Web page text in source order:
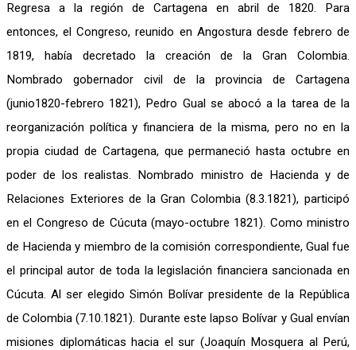
Regresa a la región de Cartagena en abril de 1820. Para
entonces, el Congreso, reunido en Angostura desde febrero de
1819, había decretado la creación de la Gran Colombia.
Nombrado gobernador civil de la provincia de Cartagena
(junio1820-febrero 1821), Pedro Gual se abocó a la tarea de la
reorganización política y financiera de la misma, pero no en la
propia ciudad de Cartagena, que permaneció hasta octubre en
poder de los realistas. Nombrado ministro de Hacienda y de
Relaciones Exteriores de la Gran Colombia (8.3.1821), participó
en el Congreso de Cúcuta (mayo-octubre 1821). Como ministro
de Hacienda y miembro de la comisión correspondiente, Gual fue
el principal autor de toda la legislación financiera sancionada en
Cúcuta. Al ser elegido Simón Bolívar presidente de la República
de Colombia (7.10.1821). Durante este lapso Bolívar y Gual envían
misiones diplomáticas hacia el sur (Joaquín Mosquera al Perú,